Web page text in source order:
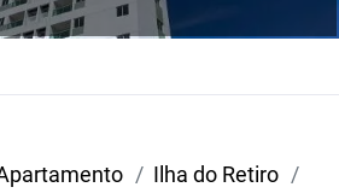
Ilha do Retiro